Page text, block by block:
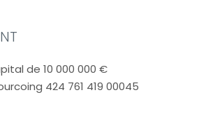
de 10 000 000 €
424 761 419 00045